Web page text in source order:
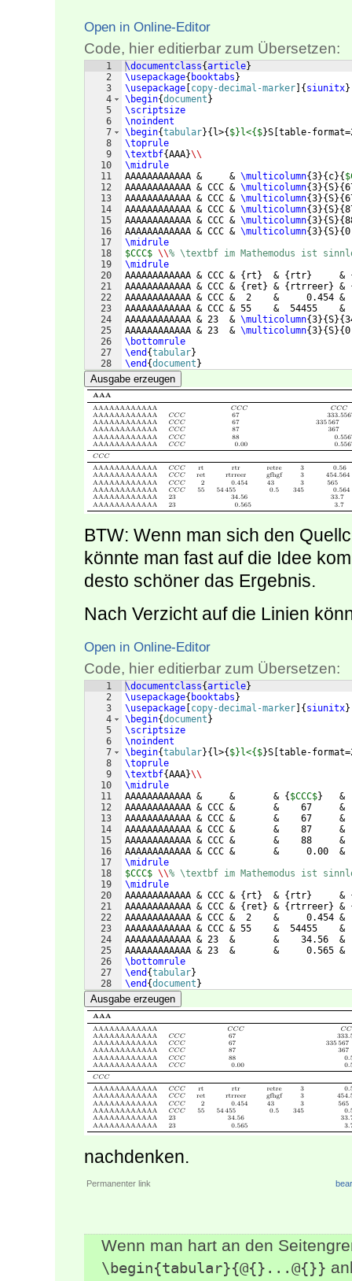
Open in Online-Editor
Code, hier editierbar zum Übersetzen:
1
2
3
4
5
6
7
8
9
10
11
12
13
14
15
16
17
18
19
20
21
22
23
24
25
26
27
28
\documentclass{article}
\usepackage{ booktabs }
\usepackage copy-decimal-marker { siunitx}
\begin{document }
\scriptsize
\noindent
\begin{tabular}{ l>{ $}l<{$}S table-
\toprule
\textbf{AAA}\\
\midrule
AAAAAAAAAAAA &     & \multicolumn{3}{ c}{
AAAAAAAAAAAA & CCC & \multicolumn{3}{S}{
AAAAAAAAAAAA & CCC & \multicolumn{3}{S}{
AAAAAAAAAAAA & CCC & \multicolumn{3}{S}{
AAAAAAAAAAAA & CCC & \multicolumn{3}{S}{
AAAAAAAAAAAA & CCC & \multicolumn{3}{S}{
\midrule
$CCC$ \\% \textbf im Mathemodus ist
\midrule
AAAAAAAAAAAA & CCC & { rt }
  &
{ rtr}
     &
AAAAAAAAAAAA & CCC & { ret } & { rtrreer} &
AAAAAAAAAAAA & CCC &  2    &
AAAAAAAAAAAA & CCC & 55    &
AAAAAAAAAAAA & 23  & \multicolumn{3}{S}{
AAAAAAAAAAAA & 23  & \multicolumn{3}{S}{
\bottomrule
\end {tabular}
\end {document }
Ausgabe erzeugen
BTW: Wenn man sich den
könnte man fast auf die Idee
desto schöner das Ergebnis.
Nach Verzicht auf die Linien
Open in Online-Editor
Code, hier editierbar zum Übersetzen:
1
2
3
4
5
6
7
8
9
10
11
12
13
14
15
16
17
18
19
20
21
22
23
24
25
26
27
28
\documentclass{article}
\usepackage{ booktabs }
\usepackage copy-decimal-marker { siunitx}
\begin{document }
\scriptsize
\noindent
\begin{tabular}{ l>{ $}l<{$}S table-
\toprule
\textbf{AAA}\\
\midrule
AAAAAAAAAAAA &     &       & { $CCC$}
&
AAAAAAAAAAAA & CCC &       &
AAAAAAAAAAAA & CCC &       &
AAAAAAAAAAAA & CCC &       &
AAAAAAAAAAAA & CCC &       &
AAAAAAAAAAAA & CCC &       &
\midrule
$CCC$ \\% \textbf im Mathemodus ist
\midrule
AAAAAAAAAAAA & CCC & { rt }
  &
{ rtr}
     &
AAAAAAAAAAAA & CCC & { ret } & { rtrreer} &
AAAAAAAAAAAA & CCC &  2    &
AAAAAAAAAAAA & CCC & 55    &
AAAAAAAAAAAA & 23  &       &
AAAAAAAAAAAA & 23  &       &
\bottomrule
\end {tabular}
\end {document }
Ausgabe erzeugen
nachdenken.
Permanenter link
Wenn man hart an den
\begin{tabular}{@{}...@{}}